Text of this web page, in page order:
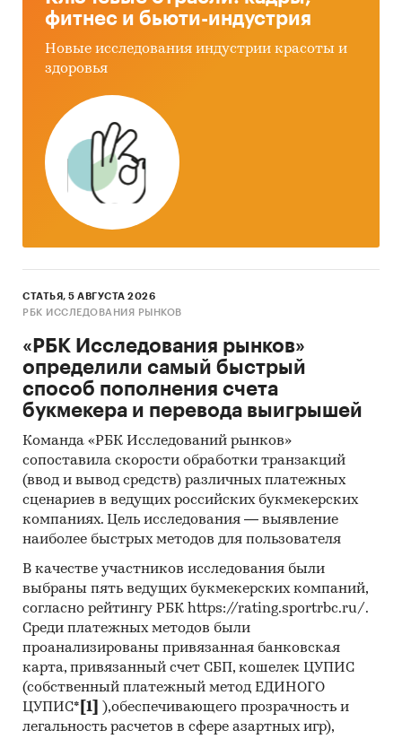
фитнес и бьюти-индустрия
Новые исследования индустрии красоты и
здоровья
СТАТЬЯ, 5 АВГУСТА 2026
РБК ИССЛЕДОВАНИЯ РЫНКОВ
«РБК Исследования рынков»
определили самый быстрый
способ пополнения счета
букмекера и перевода выигрышей
Команда «РБК Исследований рынков»
сопоставила скорости обработки транзакций
(ввод и вывод средств) различных платежных
сценариев в ведущих российских букмекерских
компаниях. Цель исследования — выявление
наиболее быстрых методов для пользователя
В качестве участников исследования были
выбраны пять ведущих букмекерских компаний,
согласно рейтингу РБК https://rating.sportrbc.ru/.
Среди платежных методов были
проанализированы привязанная банковская
карта, привязанный счет СБП, кошелек ЦУПИС
(собственный платежный метод ЕДИНОГО
ЦУПИС* [1]
),обеспечивающего прозрачность и
легальность расчетов в сфере азартных игр),